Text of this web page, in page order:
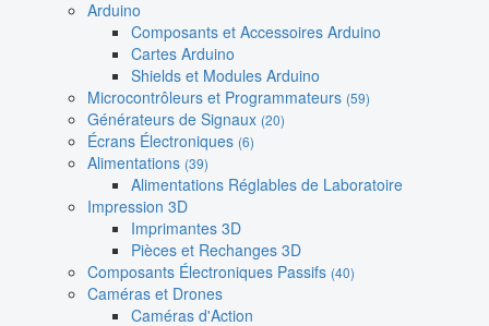
Arduino
Composants et Accessoires Arduino
Cartes Arduino
Shields et Modules Arduino
Microcontrôleurs et Programmateurs (59)
Générateurs de Signaux (20)
Écrans Électroniques (6)
Alimentations (39)
Alimentations Réglables de Laboratoire
Impression 3D
Imprimantes 3D
Pièces et Rechanges 3D
Composants Électroniques Passifs (40)
Caméras et Drones
Caméras d'Action